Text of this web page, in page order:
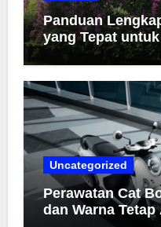
Panduan
yang Tepat
Uncategorized
Perawatan Cat
dan Warna Tetap